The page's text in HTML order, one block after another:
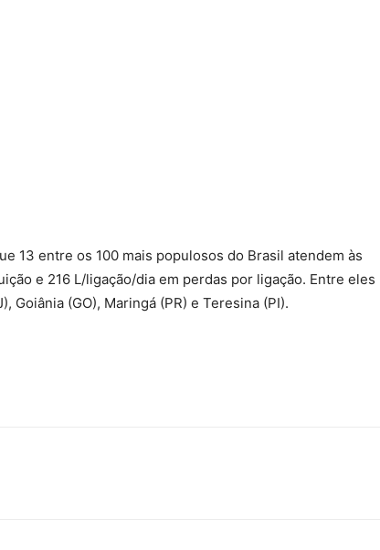
13 entre os 100 mais populosos do Brasil atendem às
e 216 L/ligação/dia em perdas por ligação. Entre eles
Goiânia (GO), Maringá (PR) e Teresina (PI).